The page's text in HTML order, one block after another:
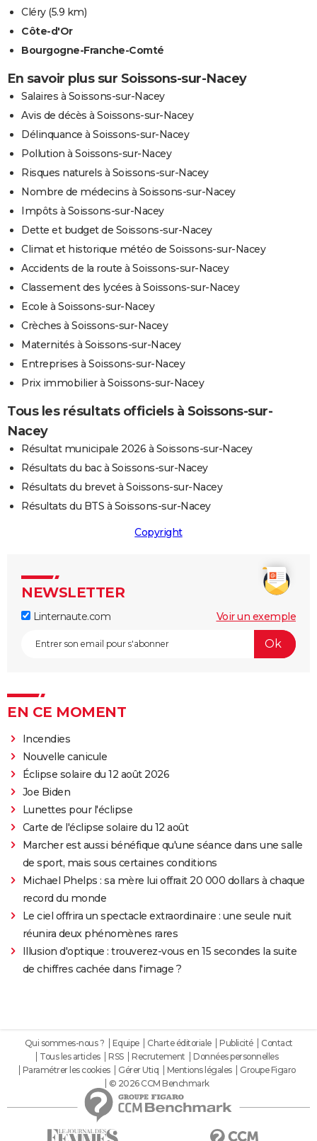
Cléry(5.9 km)
Côte-d'Or
Bourgogne-Franche-Comté
En savoir plus sur Soissons-sur-Nacey
Salaires à Soissons-sur-Nacey
Avis de décès à Soissons-sur-Nacey
Délinquance à Soissons-sur-Nacey
Pollution à Soissons-sur-Nacey
Risques naturels à Soissons-sur-Nacey
Nombre de médecins à Soissons-sur-Nacey
Impôts à Soissons-sur-Nacey
Dette et budget de Soissons-sur-Nacey
Climat et historique météo de Soissons-sur-Nacey
Accidents de la route à Soissons-sur-Nacey
Classement des lycées à Soissons-sur-Nacey
Ecole à Soissons-sur-Nacey
Crèches à Soissons-sur-Nacey
Maternités à Soissons-sur-Nacey
Entreprises à Soissons-sur-Nacey
Prix immobilier à Soissons-sur-Nacey
Tous les résultats officiels à Soissons-sur-
Nacey
Résultat municipale 2026 à Soissons-sur-Nacey
Résultats du bac à Soissons-sur-Nacey
Résultats du brevet à Soissons-sur-Nacey
Résultats du BTS à Soissons-sur-Nacey
Copyright
NEWSLETTER
Linternaute.com Voir un exemple
EN CE MOMENT
Incendies
Nouvelle canicule
Éclipse solaire du 12 août 2026
Joe Biden
Lunettes pour l'éclipse
Carte de l'éclipse solaire du 12 août
Marcher est aussi bénéfique qu'une séance dans une salle
de sport, mais sous certaines conditions
Michael Phelps : sa mère lui offrait 20 000 dollars à chaque
record du monde
Le ciel offrira un spectacle extraordinaire : une seule nuit
réunira deux phénomènes rares
Illusion d'optique : trouverez-vous en 15 secondes la suite
de chiffres cachée dans l'image ?
Qui sommes-nous ? Equipe Charte éditoriale Publicité
Contact
Tous les articles
RSS Recrutement
Données personnelles
Paramétrer les cookies
Gérer Utiq Mentions légales
Groupe Figaro
© 2026 CCM Benchmark